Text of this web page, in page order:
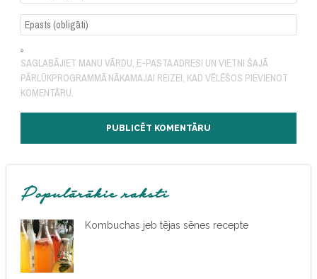
SAGLABĀJIET MANU VĀRDU, E-PASTA ADRESI UN VIETNI ŠAJĀ
PĀRLŪKPROGRAMMĀ NĀKAMAJAI REIZEI, KAD VĒLĒŠOS PIEVIENOT
KOMENTĀRU.
Populārākie raksti
Kombuchas jeb tējas sēnes recepte